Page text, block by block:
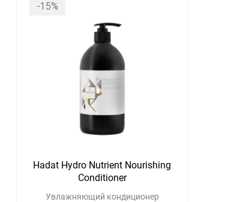
-15%
Hadat Hydro Nutrient Nourishing
Conditioner
Увлажняющий кондиционер